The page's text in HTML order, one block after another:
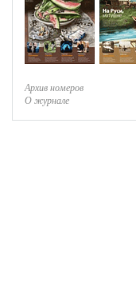
Архив номеров
О журнале